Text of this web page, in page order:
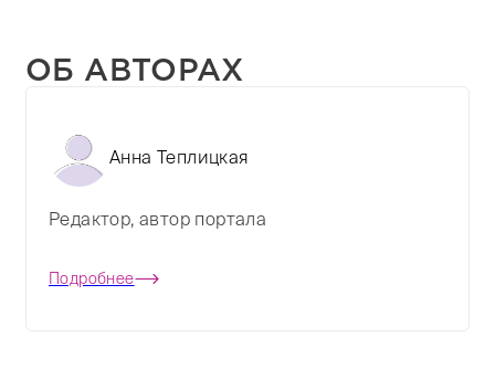
ОБ АВТОРАХ
Анна Теплицкая
Редактор, автор портала
Подробнее